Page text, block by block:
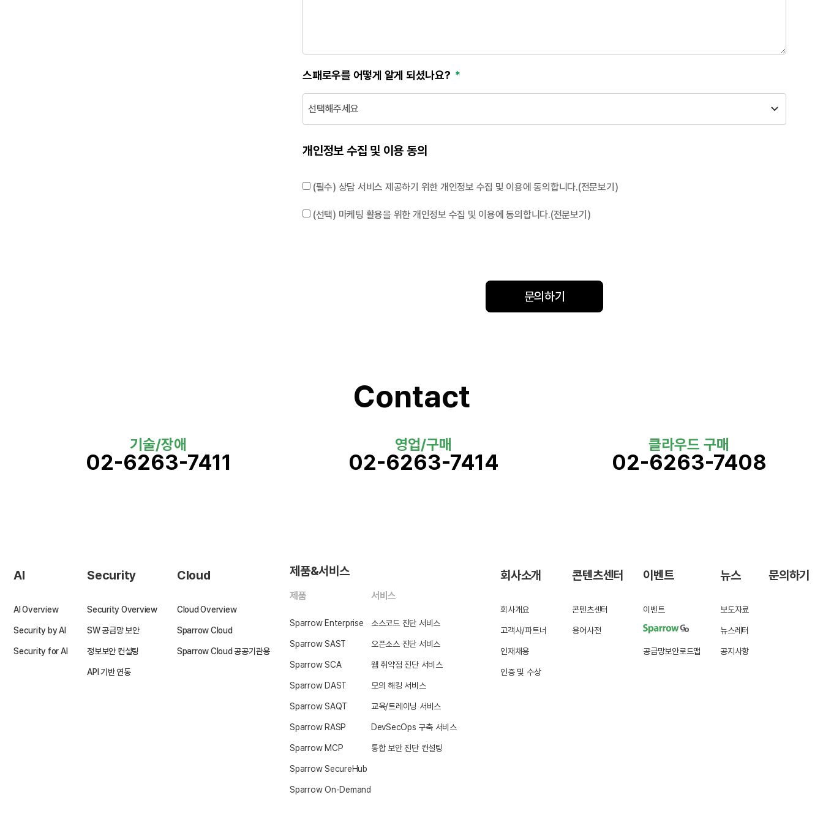
스패로우를 어떻게 알게 되셨나요?
개인정보 수집 및 이용 동의
(필수) 상담 서비스 제공하기 위한 개인정보 수집 및 이용에 동의합니다.(전문보기)
(선택) 마케팅 활용을 위한 개인정보 수집 및 이용에 동의합니다.(전문보기)
문의하기
Contact
기술/장애
02-6263-7411
영업/구매
02-6263-7414
클라우드 구매
02-6263-7408
AI
AI Overview
Security by AI
Security for AI
Security
Security Overview
SW 공급망 보안
정보보안 컨설팅
API 기반 연동
Cloud
Cloud Overview
Sparrow Cloud
Sparrow Cloud 공공기관용
제품&서비스
제품
Sparrow Enterprise
Sparrow SAST
Sparrow SCA
Sparrow DAST
Sparrow SAQT
Sparrow RASP
Sparrow MCP
Sparrow SecureHub
Sparrow On-Demand
서비스
소스코드 진단 서비스
오픈소스 진단 서비스
웹 취약점 진단 서비스
모의 해킹 서비스
교육/트레이닝 서비스
DevSecOps 구축 서비스
통합 보안 진단 컨설팅
회사소개
회사개요
고객사/파트너
인재채용
인증 및 수상
콘텐츠센터
콘텐츠센터
용어사전
이벤트
이벤트
공급망보안로드맵
뉴스
보도자료
뉴스레터
공지사항
문의하기